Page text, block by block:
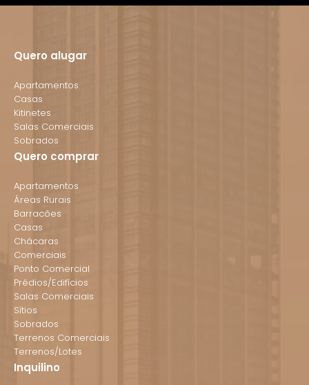
Quero alugar
Apartamentos
Casas
Kitinetes
Salas Comerciais
Sobrados
Quero comprar
Apartamentos
Áreas Rurais
Barracões
Casas
Chácaras
Comerciais
Ponto Comercial
Prédios/Edifícios
Salas Comerciais
Sítios
Sobrados
Terrenos Comerciais
Terrenos/Lotes
Inquilino